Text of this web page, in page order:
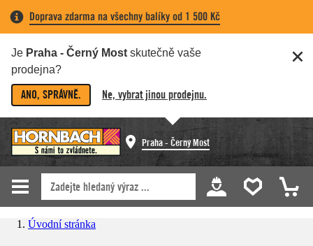
Doprava zdarma na všechny balíky od 1 500 Kč
Je Praha - Černý Most skutečně vaše
prodejna?
ANO, SPRÁVNĚ. Ne, vybrat jinou prodejnu.
Praha - Černý Most
Úvodní stránka